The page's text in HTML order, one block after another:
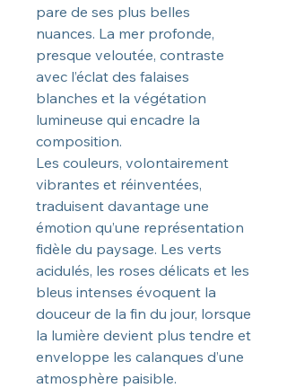
pare de ses plus belles
nuances. La mer profonde,
presque veloutée, contraste
avec l’éclat des falaises
blanches et la végétation
lumineuse qui encadre la
composition.
Les couleurs, volontairement
vibrantes et réinventées,
traduisent davantage une
émotion qu’une représentation
fidèle du paysage. Les verts
acidulés, les roses délicats et les
bleus intenses évoquent la
douceur de la fin du jour, lorsque
la lumière devient plus tendre et
enveloppe les calanques d’une
atmosphère paisible.